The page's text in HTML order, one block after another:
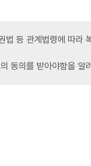
법 등 관계법령에 따
동의를 받아야함을 알